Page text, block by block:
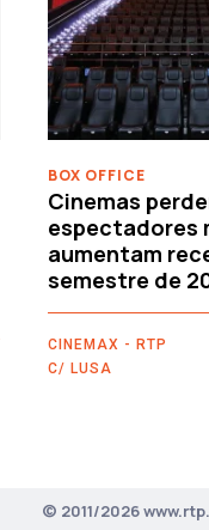
BOX OFFICE
Cinemas
espectadores
aumentam
semestre de
CINEMAX - RTP
C/ LUSA
© 2011/2026